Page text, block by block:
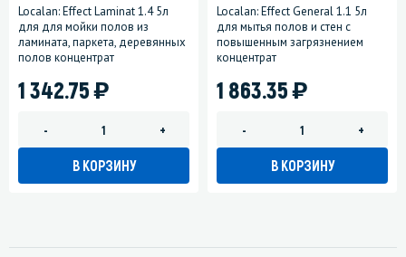
Localan: Effect Laminat 1.4 5л
для для мойки полов из
ламината, паркета, деревянных
полов концентрат
1 342.75)
- +
В КОРЗИНУ
Localan: Effect General 1.1 5л
для мытья полов и стен с
повышенным загрязнением
концентрат
1 863.35)
- +
В КОРЗИНУ